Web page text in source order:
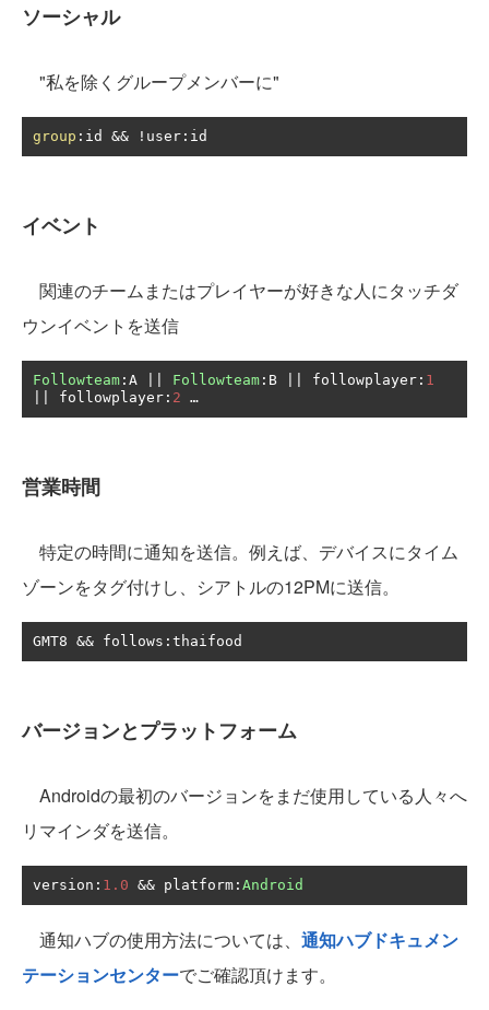
ソーシャル
"私を除くグループメンバーに"
group : id && ! user : id
イベント
関連のチームまたはプレイヤーが好きな人にタッチダ
ウンイベントを送信
Followteam : A Followteam : B followplayer : 1
followplayer : 2 …
営業時間
特定の時間に通知を送信。例えば、デバイスにタイム
ゾーンをタグ付けし、シアトルの12PMに送信。
GMT8 && follows : thaifood
バージョンとプラットフォーム
Androidの最初のバージョンをまだ使用している人々へ
リマインダを送信。
version : 1.0 && platform : Android
通知ハブの使用方法については、 通知ハブドキュメン
テーションセンターでご確認頂けます。